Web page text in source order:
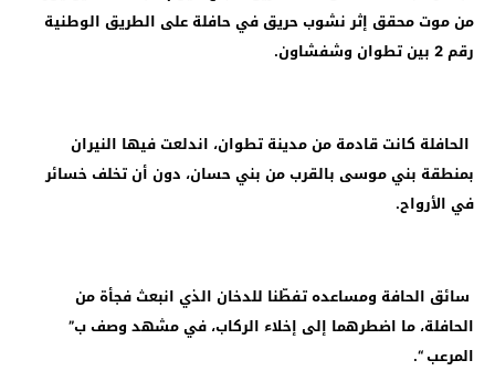
من موت محقق إثر نشوب حريق في حافلة على الطريق الوطنية
رقم 2 بين تطوان وشفشاون.
الحافلة كانت قادمة من مدينة تطوان، اندلعت فيها النيران
بمنطقة بني موسى بالقرب من بني حسان، دون أن تخلف خسائر
في الأرواح.
سائق الحافة ومساعده تفطّنا للدخان الذي انبعث فجأة من
الحافلة، ما اضطرهما إلى إخلاء الركاب، في مشهد وصف ب”
المرعب “.